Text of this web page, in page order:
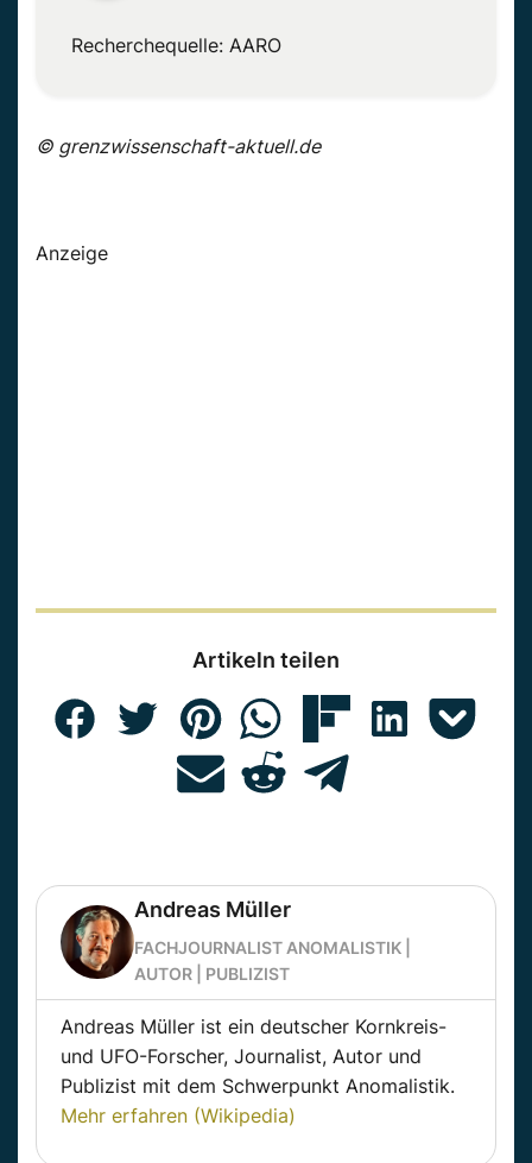
Recherchequelle: AARO
© grenzwissenschaft-aktuell.de
Anzeige
Artikeln teilen
Andreas Müller
FACHJOURNALIST ANOMALISTIK |
AUTOR | PUBLIZIST
Andreas Müller ist ein deutscher Kornkreis-
und UFO-Forscher, Journalist, Autor und
Publizist mit dem Schwerpunkt Anomalistik.
Mehr erfahren (Wikipedia)